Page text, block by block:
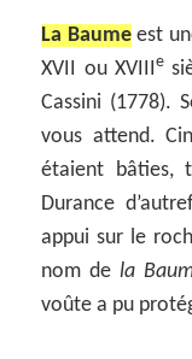
La Baumeest
XVII ou XVIIIe
Cassini (1778).
vous attend.
étaient bâties,
Durance
appui sur le
nom dela
voûte a pu